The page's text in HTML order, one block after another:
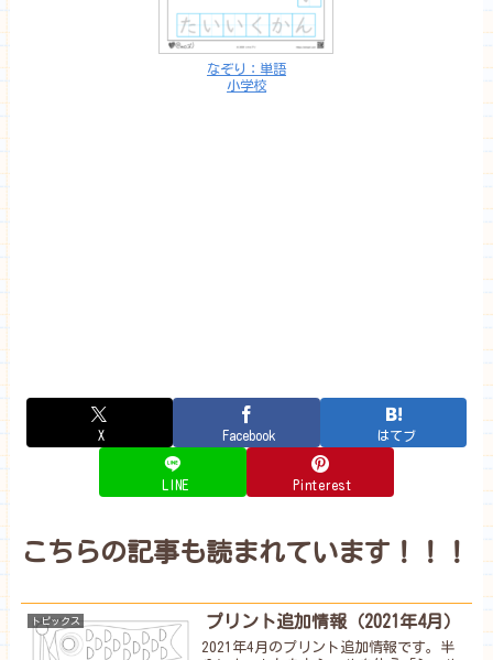
なぞり：単語
小学校
X Facebook はてブ
LINE Pinterest
こちらの記事も読まれています！！！
トピックス プリント追加情報（2021年4月）
2021年4月のプリント追加情報です。半